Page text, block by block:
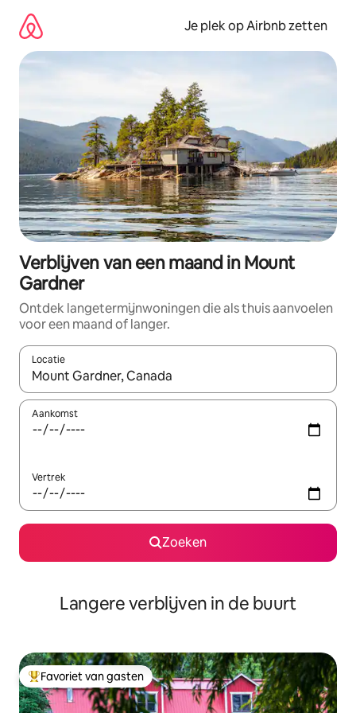
direct
naar
inhoud
Je plek op Airbnb zetten
Verblijven van een maand in Mount
Gardner
Ontdek langetermijnwoningen die als thuis aanvoelen
voor een maand of langer.
Locatie
Wanneer er resultaten beschikbaar zijn, maak je een keuze
Aankomst
Vertrek
Zoeken
Langere verblijven in de buurt
Topfavoriet van gasten
Favoriet van gasten